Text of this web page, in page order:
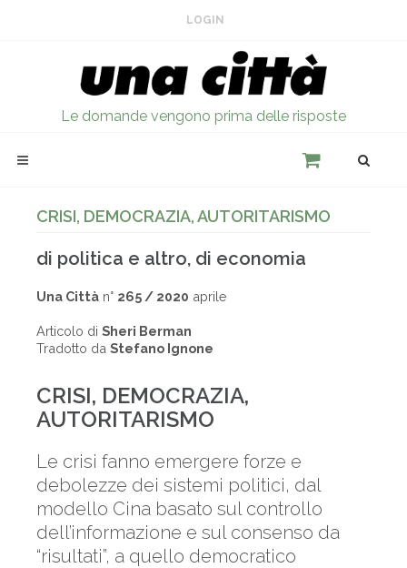
LOGIN
Le domande vengono prima delle risposte
CRISI, DEMOCRAZIA, AUTORITARISMO
di politica e altro, di economia
Una Città n° 265 / 2020 aprile
Articolo di Sheri Berman
Tradotto da Stefano Ignone
CRISI, DEMOCRAZIA,
AUTORITARISMO
Le crisi fanno emergere forze e
debolezze dei sistemi politici, dal
modello Cina basato sul controllo
dell’informazione e sul consenso da
“risultati”, a quello democratico